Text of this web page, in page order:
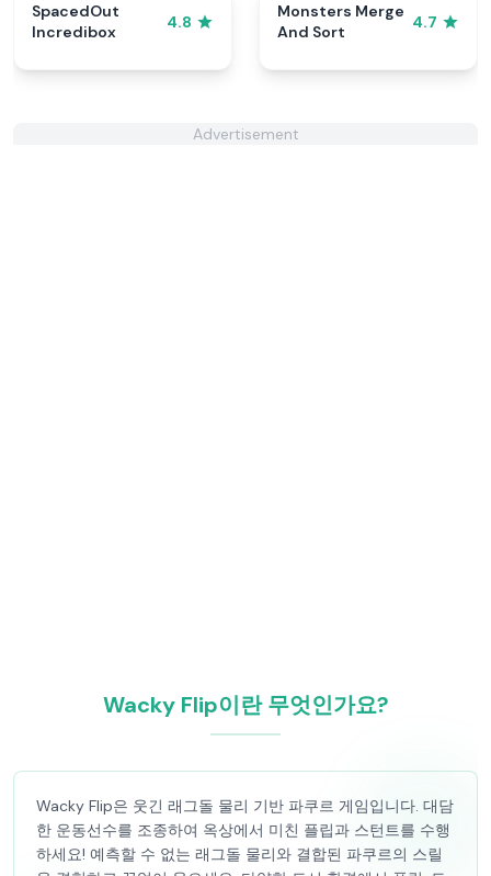
SpacedOut
Incredibox
4.8
Monsters Merge
And Sort
4.7
Advertisement
Wacky Flip이란 무엇인가요?
Wacky Flip은 웃긴 래그돌 물리 기반 파쿠르 게임입니다. 대담
한 운동선수를 조종하여 옥상에서 미친 플립과 스턴트를 수행
하세요! 예측할 수 없는 래그돌 물리와 결합된 파쿠르의 스릴